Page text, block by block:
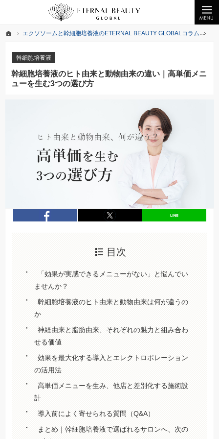
エクソソームと幹細胞培養液のETERNAL BEAUTY GLOBALコラム 幹
幹細胞培養液
幹細胞培養液のヒト由来と動物由来の違い｜高単価メニ
ューを生む3つの選び方
クライオエレクトロポレーションの無料提供、ヒト幹細胞化粧品なら美の最先端をお届けする
業務用エレクトロポレーションの無償提供ならびエクソソーム・幹細胞培養液を提供中
entry980 entry980
目次
「効果が実感できるメニューがない」と悩んでい
ませんか？
幹細胞培養液のヒト由来と動物由来は何が違うの
か
神経由来と脂肪由来、それぞれの魅力と組み合わ
せる価値
効果を最大化する導入とエレクトロポレーション
の活用法
高単価メニューを生み、他店と差別化する施術設
計
導入前によく寄せられる質問（Q&A）
まとめ｜幹細胞培養液で選ばれるサロンへ、次の
ホーム
エクソソームと幹細胞培養液のETERNAL BEAUTY GLOBALコラム